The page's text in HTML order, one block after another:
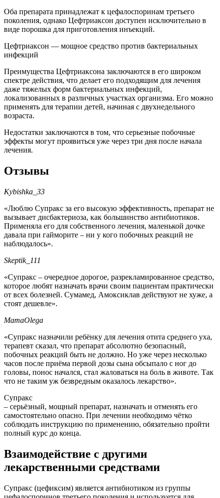
Оба препарата принадлежат к цефалоспоринам третьего
поколения, однако Цефтриаксон доступен исключительно в
виде порошка для приготовления инъекций.
Цефтриаксон — мощное средство против бактериальных
инфекций
Преимущества Цефтриаксона заключаются в его широком
спектре действия, что делает его подходящим для лечения
даже тяжелых форм бактериальных инфекций,
локализованных в различных участках организма. Его можно
применять для терапии детей, начиная с двухнедельного
возраста.
Недостатки заключаются в том, что серьезные побочные
эффекты могут проявиться уже через три дня после начала
лечения.
Отзывы
Kybishka_33
«Люблю Супракс за его высокую эффективность, препарат не
вызывает дисбактериоза, как большинство антибиотиков.
Применяла его для собственного лечения, маленькой дочке
давала при гайморите – ни у кого побочных реакций не
наблюдалось».
Skeptik_111
«Супракс – очередное дорогое, разрекламированное средство,
которое любят назначать врачи своим пациентам практически
от всех болезней. Сумамед, Амоксиклав действуют не хуже, а
стоят дешевле».
MamaOlega
«Супракс назначили ребёнку для лечения отита среднего уха,
терапевт сказал, что препарат абсолютно безопасный,
побочных реакций быть не должно. Но уже через несколько
часов после приёма первой дозы сына обсыпало с ног до
головы, понос начался, стал жаловаться на боль в животе. Так
что не таким уж безвредным оказалось лекарство».
Супракс
– серьёзный, мощный препарат, назначать и отменять его
самостоятельно опасно. При лечении необходимо чётко
соблюдать инструкцию по применению, обязательно пройти
полный курс до конца.
Взаимодействие с другими
лекарственными средствами
Супракс (цефиксим) является антибиотиком из группы